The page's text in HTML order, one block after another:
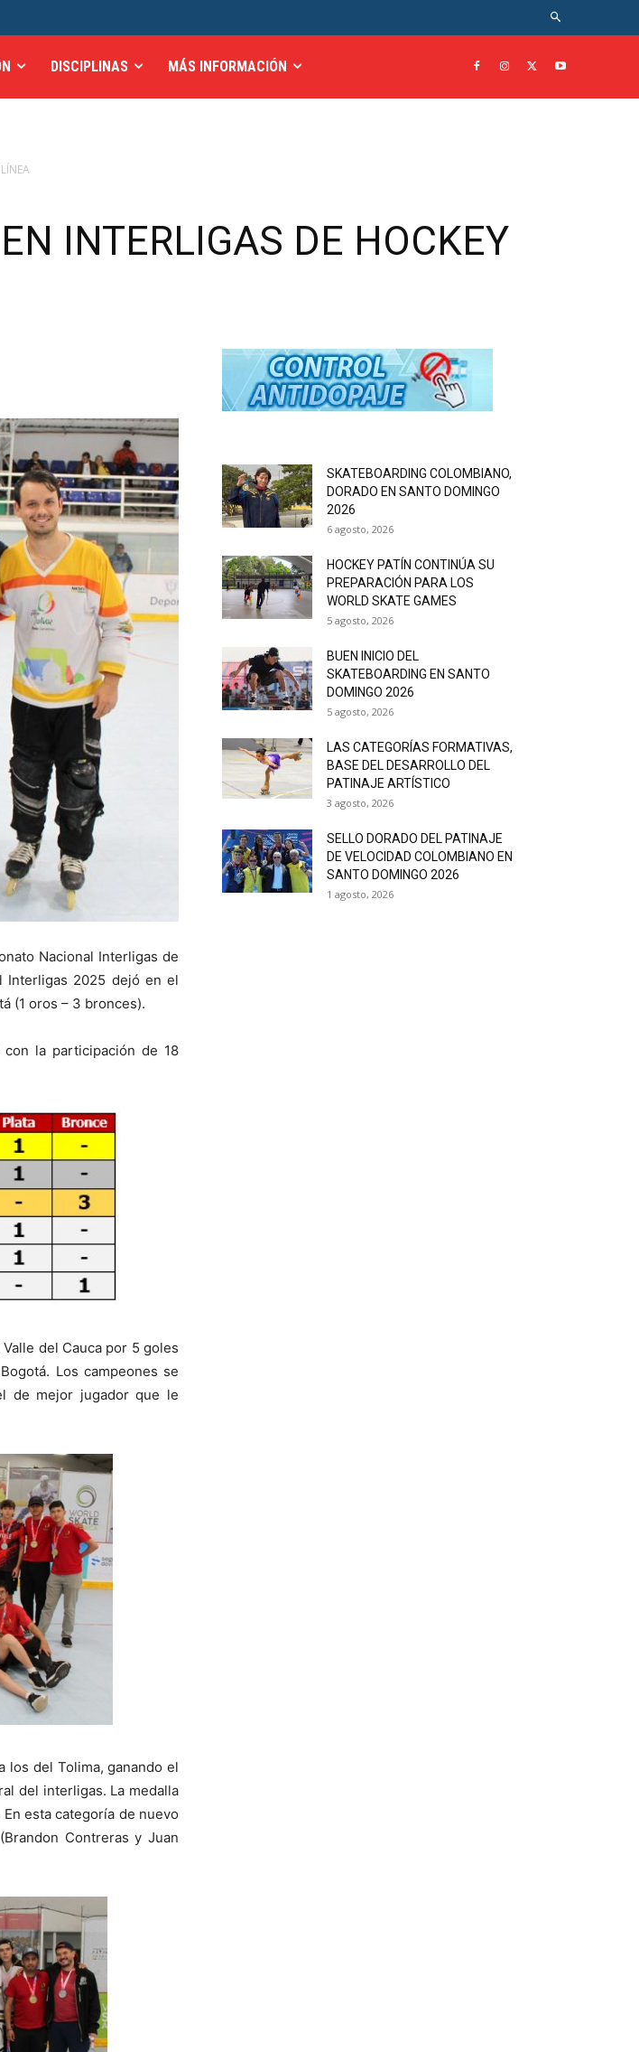
DISCIPLINAS MÁS INFORMACIÓN
INTERLIGAS DE HOCKEY
Nacional Interligas de
Interligas 2025 dejó en el
(1 oros – 3 bronces).
la participación de 18
del Cauca por 5 goles
Los campeones se
de mejor jugador que le
los del Tolima, ganando el
del interligas. La medalla
esta categoría de nuevo
Contreras y Juan
SKATEBOARDING COLOMBIANO,
DORADO EN SANTO DOMINGO
2026
6 agosto, 2026
HOCKEY PATÍN CONTINÚA SU
PREPARACIÓN PARA LOS
WORLD SKATE GAMES
5 agosto, 2026
BUEN INICIO DEL
SKATEBOARDING EN SANTO
DOMINGO 2026
5 agosto, 2026
LAS CATEGORÍAS FORMATIVAS,
BASE DEL DESARROLLO DEL
PATINAJE ARTÍSTICO
3 agosto, 2026
SELLO DORADO DEL PATINAJE
DE VELOCIDAD COLOMBIANO EN
SANTO DOMINGO 2026
1 agosto, 2026